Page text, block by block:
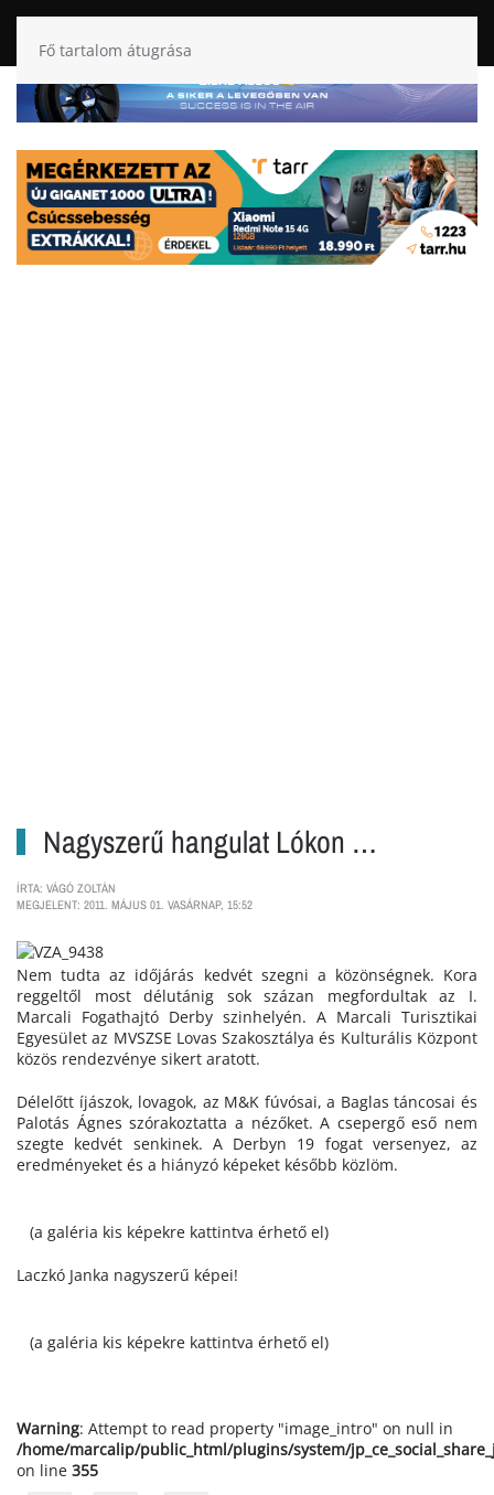
Fő tartalom átugrása
Nagyszerű hangulat Lókon …
ÍRTA: VÁGÓ ZOLTÁN
MEGJELENT: 2011. MÁJUS 01. VASÁRNAP, 15:52
Nem tudta az időjárás kedvét szegni a közönségnek. Kora
reggeltől most délutánig sok százan megfordultak az I.
Marcali Fogathajtó Derby szinhelyén. A Marcali Turisztikai
Egyesület az MVSZSE Lovas Szakosztálya és Kulturális Központ
közös rendezvénye sikert aratott.
Délelőtt íjászok, lovagok, az M&K fúvósai, a Baglas táncosai és
Palotás Ágnes szórakoztatta a nézőket. A csepergő eső nem
szegte kedvét senkinek. A Derbyn 19 fogat versenyez, az
eredményeket és a hiányzó képeket később közlöm.
(a galéria kis képekre kattintva érhető el)
Laczkó Janka nagyszerű képei!
(a galéria kis képekre kattintva érhető el)
Warning: Attempt to read property "image_intro" on null in
/home/marcalip/public_html/plugins/system/
on line 355